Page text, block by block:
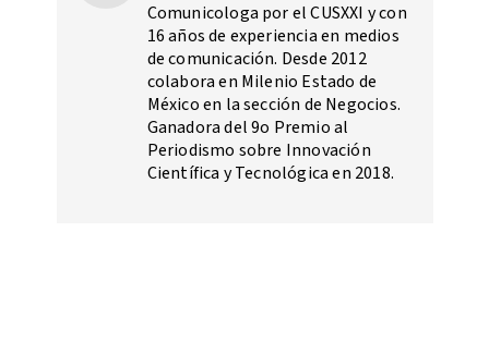
Comunicologa por el CUSXXI y con
16 años de experiencia en medios
de comunicación. Desde 2012
colabora en Milenio Estado de
México en la sección de Negocios.
Ganadora del 9o Premio al
Periodismo sobre Innovación
Científica y Tecnológica en 2018.